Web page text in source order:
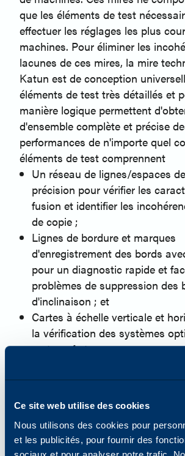
Ce site web utilise des cookies
Nous utilisons des cookies pour
et les publicités, pour fournir des
que les éléments de test
effectuer les réglages les plus
machines. Pour éliminer les
lacunes de ces mires, la mire
Katun est de conception
éléments de test très détaillés et
manière logique permettent
d'ensemble complète et précise
performances de n'importe quel
éléments de test comprennent
Un réseau de lignes/espaces
précision pour vérifier les
fusion et identifier les
de copie ;
Lignes de bordure et marques
d'enregistrement des bords
pour un diagnostic rapide et
problèmes de suppression des
d'inclinaison ; et
Cartes à échelle verticale et
la vérification des systèmes
au transfert.
Qualité d'impression et
matériaux
et après" est essentielle pour
excellent service à la clientèle.
doivent démontrer clairement à